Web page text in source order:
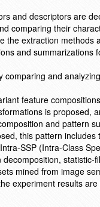
and descriptors are
comparing their
the extraction
and summarizations
and
feature
is proposed,
and pattern
this pattern
SSP (Intra-Class
mined from image
experiment results